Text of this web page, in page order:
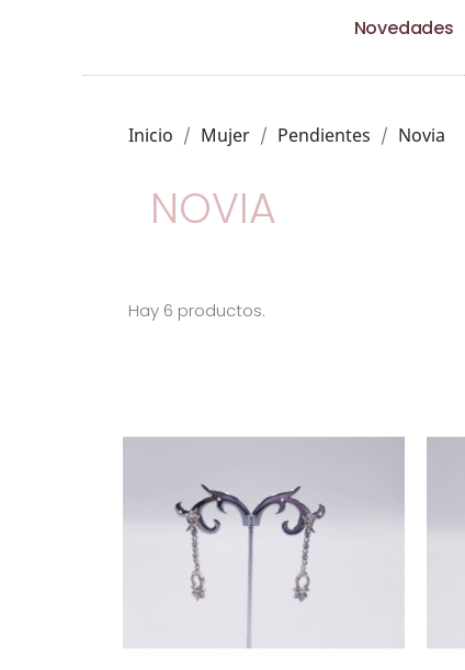
Novedades
Inicio Mujer Pendientes Novia
NOVIA
Hay 6 productos.